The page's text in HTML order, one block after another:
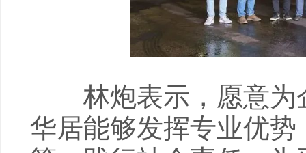
林炮表示，愿意为
华居能够发挥专业优